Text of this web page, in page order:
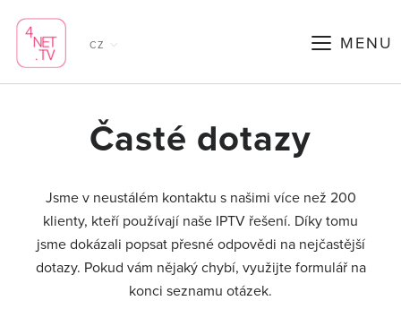
CZ MENU
Časté dotazy
Jsme v neustálém kontaktu s našimi více než 200
klienty, kteří používají naše IPTV řešení. Díky tomu
jsme dokázali popsat přesné odpovědi na nejčastější
dotazy. Pokud vám nějaký chybí, využijte formulář na
konci seznamu otázek.